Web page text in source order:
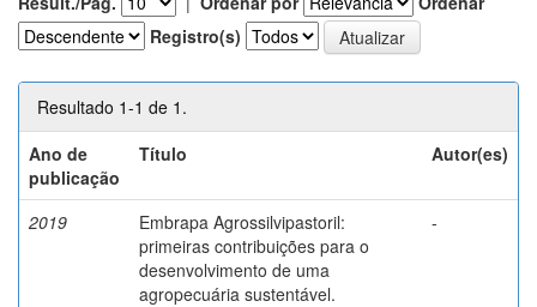
Registro(s)
Resultado 1-1 de 1.
Ano de
publicação
Título Autor(es)
2019
Embrapa Agrossilvipastoril:
primeiras contribuições para o
desenvolvimento de uma
agropecuária sustentável.
-